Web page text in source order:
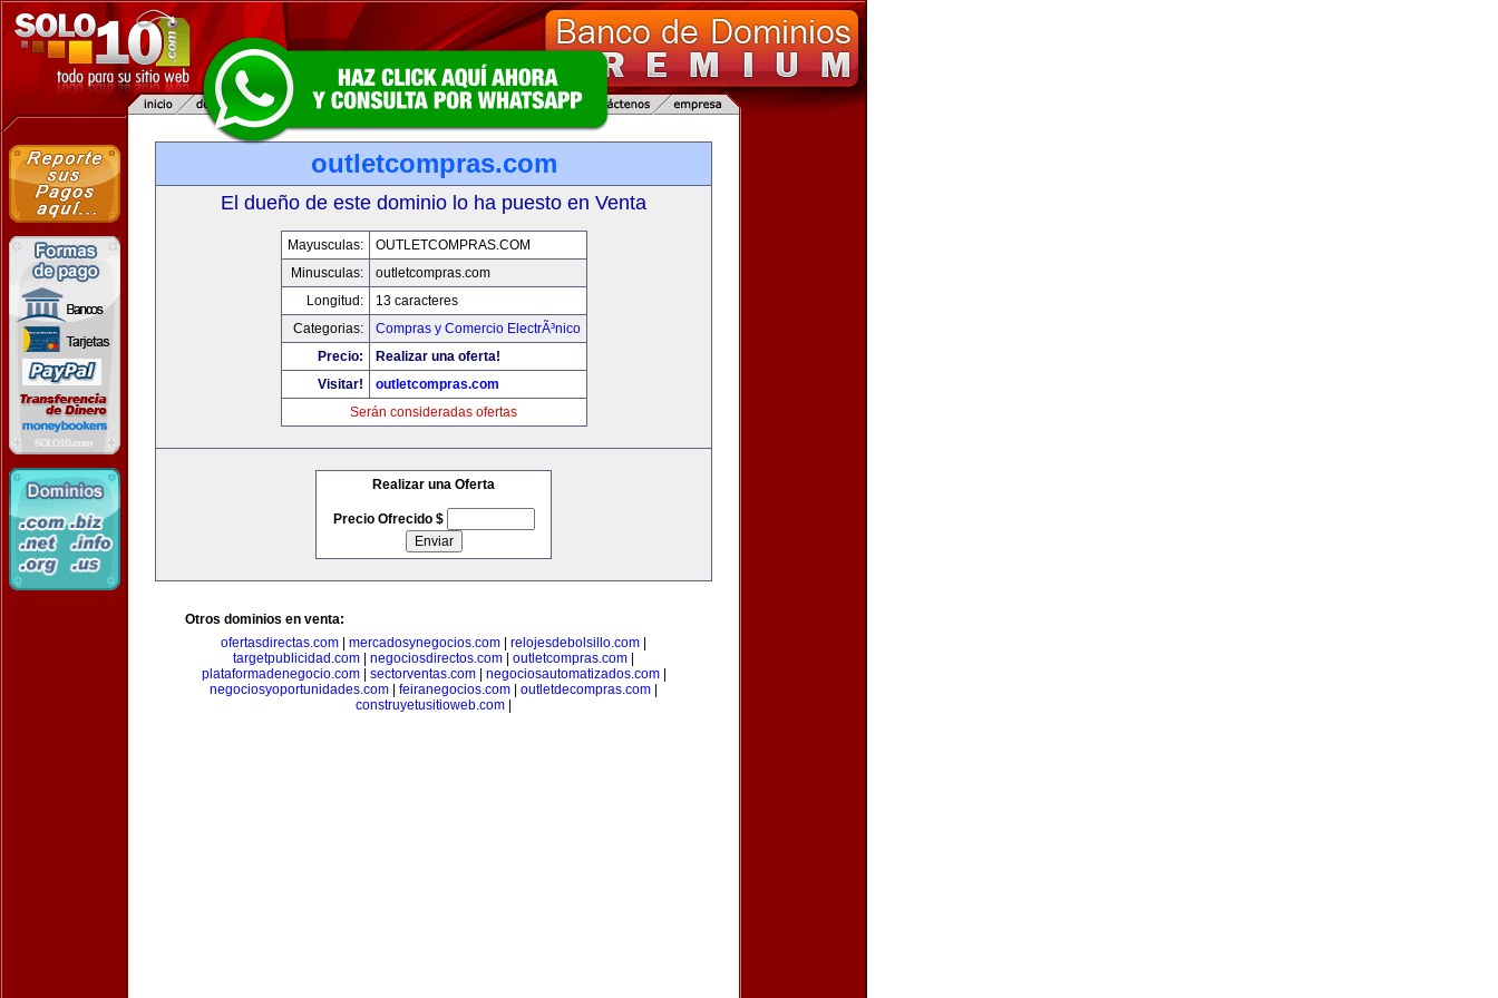
outletcompras.com
El dueño de este dominio lo ha puesto en Venta
Mayusculas:
OUTLETCOMPRAS.COM
Minusculas:
outletcompras.com
Longitud:
13 caracteres
Categorias:
Compras y Comercio ElectrÃ³nico
Precio:
Realizar una oferta!
Visitar!
outletcompras.com
Serán consideradas ofertas
Realizar una Oferta
Precio Ofrecido $
Otros dominios en venta:
ofertasdirectas.com
mercadosynegocios.com relojesdebolsillo.com
targetpublicidad.com
negociosdirectos.com outletcompras.com
plataformadenegocio.com| sectorventas.com| negociosautomatizados.com|
negociosyoportunidades.com
feiranegocios.com outletdecompras.com
construyetusitioweb.com